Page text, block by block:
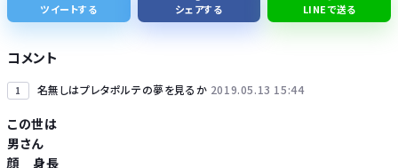
Powered by livedoor 相互RSS
ツイートする シェアする LINEで送る
コメント
1 名無しはプレタポルテの夢を見るか 2019.05.13 15:44
この世は
男さん
顔 身長